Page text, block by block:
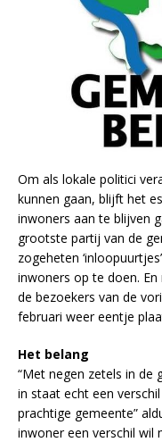
Om als lokale politici
kunnen gaan, blijft het
inwoners aan te blijven
grootste partij van de
zogeheten
inwoners op te doen.
de bezoekers van de
februari weer eentje
Het belang
“Met negen zetels in de
in staat echt een
prachtige gemeente”
inwoner een verschil wil